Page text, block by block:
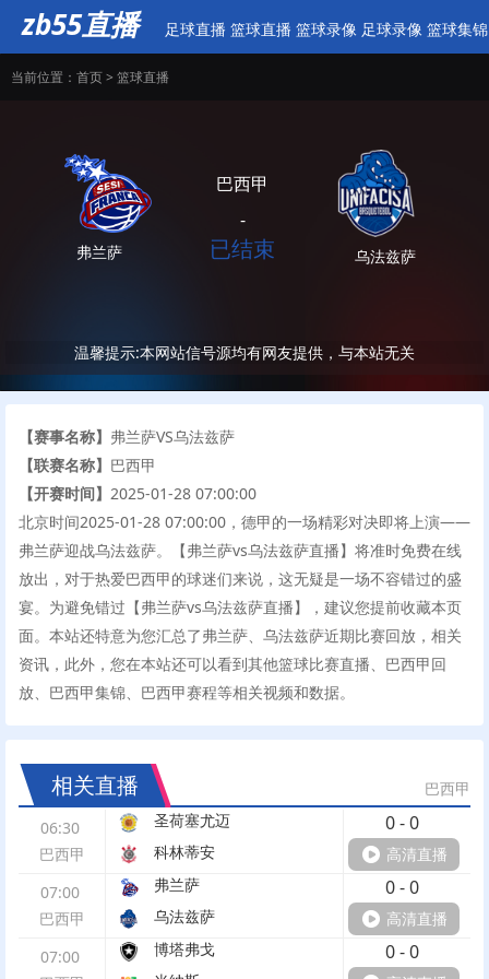
zb55直播 足球直播 篮球直播 篮球录像 足球录像 篮球集锦
当前位置： 首页> 篮球直播
弗兰萨
巴西甲
-
已结束 乌法兹萨
温馨提示:本网站信号源均有网友提供，与本站无关
【赛事名称】 弗兰萨VS乌法兹萨
【联赛名称】 巴西甲
【开赛时间】 2025-01-28 07:00:00
北京时间2025-01-28 07:00:00，德甲的一场精彩对决即将上演——
弗兰萨迎战乌法兹萨。【弗兰萨vs乌法兹萨直播】将准时免费在线
放出，对于热爱巴西甲的球迷们来说，这无疑是一场不容错过的盛
宴。为避免错过【弗兰萨vs乌法兹萨直播】，建议您提前收藏本页
面。本站还特意为您汇总了弗兰萨、乌法兹萨近期比赛回放，相关
资讯，此外，您在本站还可以看到其他篮球比赛直播、巴西甲回
放、巴西甲集锦、巴西甲赛程等相关视频和数据。
相关直播
巴西甲
06:30
巴西甲
圣荷塞尤迈 0-0
科林蒂安
高清直播
07:00
巴西甲
弗兰萨 0-0
乌法兹萨
高清直播
07:00
博塔弗戈 0-0